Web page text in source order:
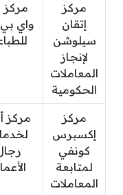
مركز
إتقان
سيلوشن
لإنجاز
المعاملات
الحكومية
مركز
واي
مركز
إكسبرس
كونفي
لمتابعة
المعاملات
مركز